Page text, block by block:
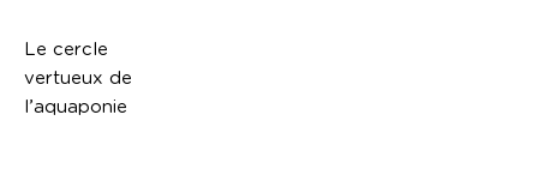
Le cercle
vertueux de
l’aquaponie